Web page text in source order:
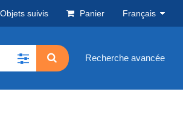
Objets suivis Panier Français
Recherche avancée